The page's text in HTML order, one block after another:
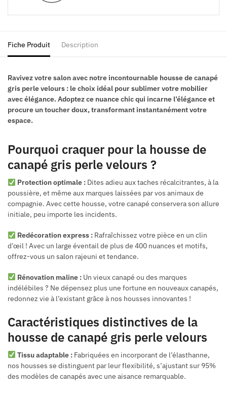
Fiche Produit Description
Ravivez votre salon avec notre incontournable housse de canapé
gris perle velours : le choix idéal pour sublimer votre mobilier
avec élégance. Adoptez ce nuance chic qui incarne l’élégance et
procure un toucher doux, transformant instantanément votre
espace.
Pourquoi craquer pour la housse de
canapé gris perle velours ?
Protection optimale :Dites adieu aux taches récalcitrantes, à la
poussière, et même aux marques laissées par vos animaux de
compagnie. Avec cette housse, votre canapé conservera son allure
initiale, peu importe les incidents.
Redécoration express :Rafraîchissez votre pièce en un clin
d’œil ! Avec un large éventail de plus de 400 nuances et motifs,
offrez-vous un salon rajeuni et tendance.
Rénovation maline :Un vieux canapé ou des marques
indélébiles ? Ne dépensez plus une fortune en nouveaux canapés,
redonnez vie à l’existant grâce à nos housses innovantes !
Caractéristiques distinctives de la
housse de canapé gris perle velours
Tissu adaptable :Fabriquées en incorporant de l’élasthanne,
nos housses se distinguent par leur flexibilité, s’ajustant sur 95%
des modèles de canapés avec une aisance remarquable.